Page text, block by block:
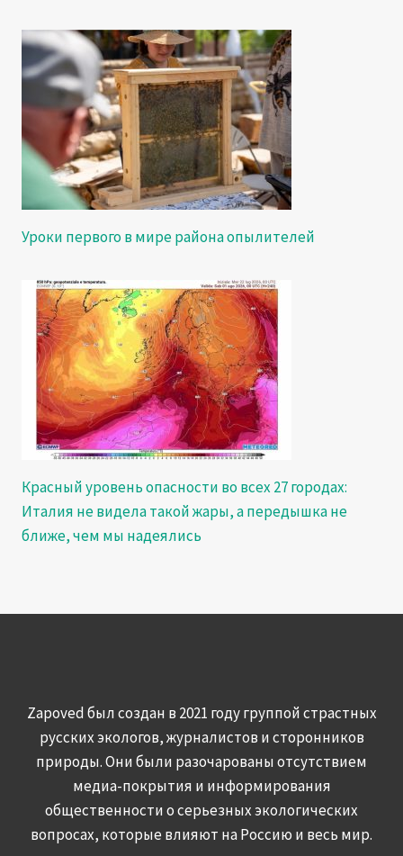
Уроки первого в мире района опылителей
Красный уровень опасности во всех 27 городах:
Италия не видела такой жары, а передышка не
ближе, чем мы надеялись
Zapoved был создан в 2021 году группой страстных
русских экологов, журналистов и сторонников
природы. Они были разочарованы отсутствием
медиа-покрытия и информирования
общественности о серьезных экологических
вопросах, которые влияют на Россию и весь мир.